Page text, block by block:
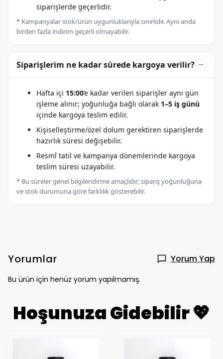
siparişlerde geçerlidir.
* Kampanyalar stok/ürün uygunluklarıyla sınırlıdır. Aynı anda
birden fazla indirim geçerli olmayabilir.
Siparişlerim ne kadar sürede kargoya verilir?
Hafta içi 15:00’e kadar verilen siparişler aynı gün
işleme alınır; yoğunluğa bağlı olarak 1–5 iş günü
içinde kargoya teslim edilir.
Kişiselleştirme/özel dolum gerektiren siparişlerde
hazırlık süresi değişebilir.
Resmî tatil ve kampanya dönemlerinde kargoya
teslim süresi uzayabilir.
* Bu süreler genel bilgilendirme amaçlıdır; sipariş yoğunluğuna
ve stok durumuna göre farklılık gösterebilir.
Yorumlar Yorum Yap
Bu ürün için henüz yorum yapılmamış.
Hoşunuza Gidebilir 💖